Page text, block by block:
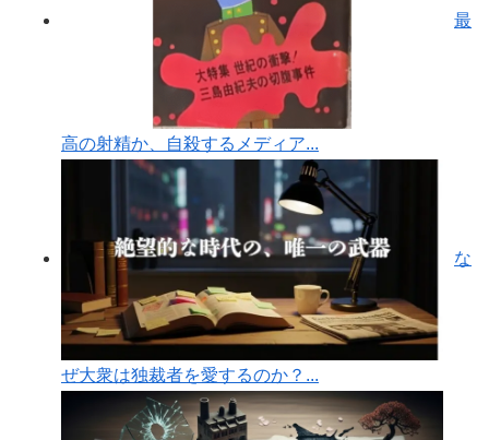
最
高の射精か、自殺するメディア...
な
ぜ大衆は独裁者を愛するのか？...